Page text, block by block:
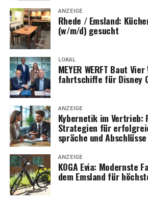
ANZEIGE
Rhe­de / Ems­land:
(w/m/d) gesucht
LOKAL
MEYER WERFT Baut
fahrt­schif­fe für Dis­ney
ANZEIGE
Kyber­ne­tik im Ver­trieb:
Stra­te­gien für
sprä­che und Abschlüsse
ANZEIGE
KOGA Evia: Moderns­te
dem Ems­land für